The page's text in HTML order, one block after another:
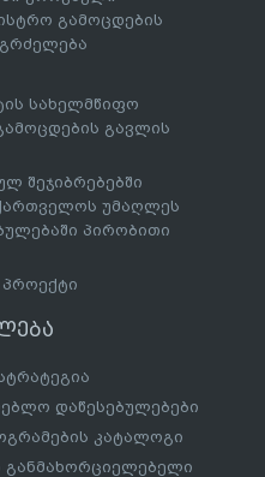
გამოცდების
სახელმწიფო
გავლის
შეჯიბრებებში
უმაღლეს
პირობითი
დაწესებულებები
კატალოგი